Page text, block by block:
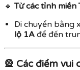
🔹Từ các tỉnh miền
Di chuyển bằng
lộ 1A để đến
🎡 Các điểm vui